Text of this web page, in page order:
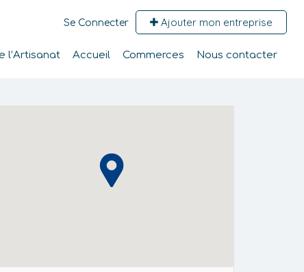
Se Connecter Ajouter mon entreprise
l’Artisanat Accueil Commerces Nous contacter